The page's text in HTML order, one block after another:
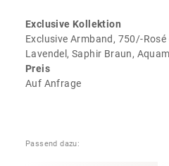
Exclusive Kollektion
Exclusive Armband, 750/-
Lavendel, Saphir Braun,
Preis
Auf Anfrage
Passend dazu: